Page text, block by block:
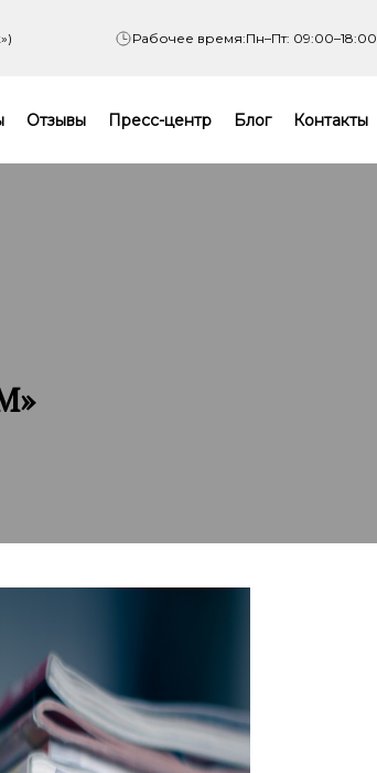
Рабочее время:Пн–Пт: 09:00–18:00
Отзывы Пресс-центр Блог Контакты